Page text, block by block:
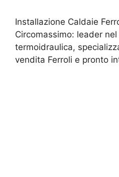
Installazione Caldaie
Circomassimo: leader
termoidraulica,
vendita Ferroli e pronto